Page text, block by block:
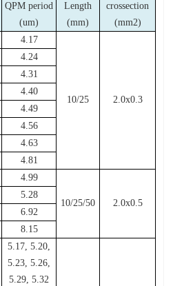
QPM period
(um)
Length
(mm)
crossection
(mm2)
4.17
10/25 2.0x0.3
4.24
4.31
4.40
4.49
4.56
4.63
4.81
4.99
10/25/50 2.0x0.5
5.28
6.92
8.15
5.17, 5.20,
5.23, 5.26,
5.29, 5.32